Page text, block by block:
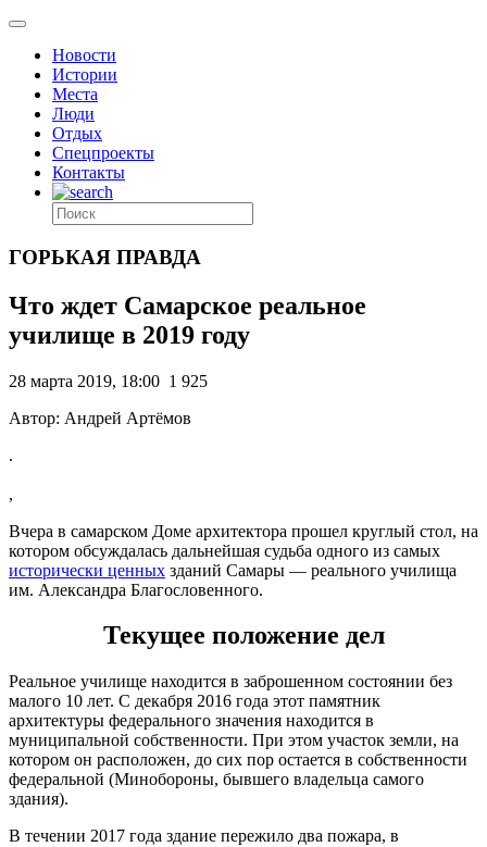
Новости
Истории
Места
Люди
Отдых
Спецпроекты
Контакты
ГОРЬКАЯ ПРАВДА
Что ждет Самарское реальное
училище в 2019 году
28 марта 2019, 18:00 1 925
Автор: Андрей Артёмов
.
,
Вчера в самарском Доме архитектора прошел круглый стол, на
котором обсуждалась дальнейшая судьба одного из самых
исторически ценных зданий Самары — реального училища
им. Александра Благословенного.
Текущее положение дел
Реальное училище находится в заброшенном состоянии без
малого 10 лет. С декабря 2016 года этот памятник
архитектуры федерального значения находится в
муниципальной собственности. При этом участок земли, на
котором он расположен, до сих пор остается в собственности
федеральной (Минобороны, бывшего владельца самого
здания).
В течении 2017 года здание пережило два пожара, в